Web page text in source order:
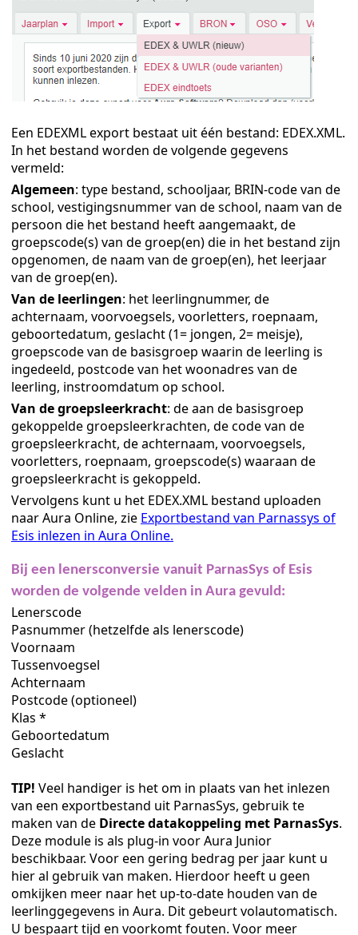
in Aura Online
in Aura Online
of Esis
inlezen in Aura Online
Aura Online
aanmaken
Een EDEXML export bestaat uit één bestand: EDEX.XML.
In het bestand worden de volgende gegevens
vermeld:
Algemeen: type bestand, schooljaar, BRIN-code van de
school, vestigingsnummer van de school, naam van de
persoon die het bestand heeft aangemaakt, de
groepscode(s) van de groep(en) die in het bestand zijn
opgenomen, de naam van de groep(en), het leerjaar
van de groep(en).
Van de leerlingen: het leerlingnummer, de
achternaam, voorvoegsels, voorletters, roepnaam,
geboortedatum, geslacht (1= jongen, 2= meisje),
groepscode van de basisgroep waarin de leerling is
ingedeeld, postcode van het woonadres van de
leerling, instroomdatum op school.
Van de groepsleerkracht: de aan de basisgroep
gekoppelde groepsleerkrachten, de code van de
groepsleerkracht, de achternaam, voorvoegsels,
voorletters, roepnaam, groepscode(s) waaraan de
groepsleerkracht is gekoppeld.
Vervolgens kunt u het EDEX.XML bestand uploaden
naar Aura Online, zie Exportbestand van Parnassys of
Esis inlezen in Aura Online.
Bij een lenersconversie vanuit ParnasSys of Esis
worden de volgende velden in Aura gevuld:
Lenerscode
Pasnummer (hetzelfde als lenerscode)
Voornaam
Tussenvoegsel
Achternaam
Postcode (optioneel)
Klas *
Geboortedatum
Geslacht
TIP! Veel handiger is het om in plaats van het inlezen
van een exportbestand uit ParnasSys, gebruik te
maken van de Directe datakoppeling met ParnasSys.
Deze module is als plug-in voor Aura Junior
beschikbaar. Voor een gering bedrag per jaar kunt u
hier al gebruik van maken. Hierdoor heeft u geen
omkijken meer naar het up-to-date houden van de
leerlinggegevens in Aura. Dit gebeurt volautomatisch.
U bespaart tijd en voorkomt fouten. Voor meer